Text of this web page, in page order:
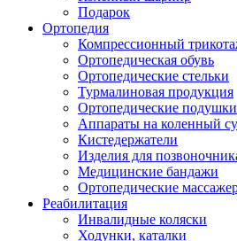
Подарок
Ортопедия
Компрессионный
Ортопедическая обувь
Ортопедические стельки
Турмалиновая продукция
Ортопедические подушки
Аппараты на коленный
Кистедержатели
Изделия для
Медицинские бандажи
Ортопедические
Реабилитация
Инвалидные коляски
Ходунки, каталки